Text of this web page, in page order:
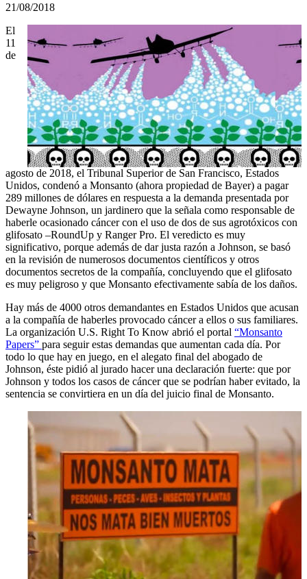
21/08/2018
El
11
de
agosto de 2018, el Tribunal Superior de San Francisco, Estados
Unidos, condenó a Monsanto (ahora propiedad de Bayer) a pagar
289 millones de dólares en respuesta a la demanda presentada por
Dewayne Johnson, un jardinero que la señala como responsable de
haberle ocasionado cáncer con el uso de dos de sus agrotóxicos con
glifosato –RoundUp y Ranger Pro. El veredicto es muy
significativo, porque además de dar justa razón a Johnson, se basó
en la revisión de numerosos documentos científicos y otros
documentos secretos de la compañía, concluyendo que el glifosato
es muy peligroso y que Monsanto efectivamente sabía de los daños.
Hay más de 4000 otros demandantes en Estados Unidos que acusan
a la compañía de haberles provocado cáncer a ellos o sus familiares.
La organización U.S. Right To Know abrió el portal “Monsanto
Papers” para seguir estas demandas que aumentan cada día. Por
todo lo que hay en juego, en el alegato final del abogado de
Johnson, éste pidió al jurado hacer una declaración fuerte: que por
Johnson y todos los casos de cáncer que se podrían haber evitado, la
sentencia se convirtiera en un día del juicio final de Monsanto.